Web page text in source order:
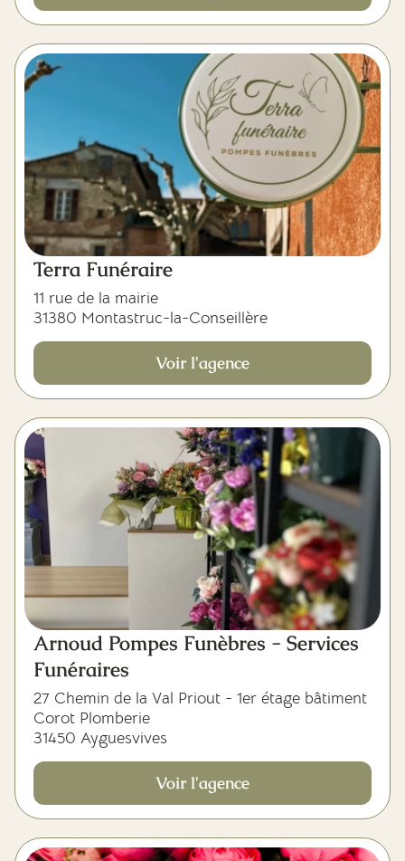
Terra Funéraire
11 rue de la mairie
31380 Montastruc-la-Conseillère
Voir l'agence
Arnoud Pompes Funèbres - Services
Funéraires
27 Chemin de la Val Priout - 1er étage bâtiment
Corot Plomberie
31450 Ayguesvives
Voir l'agence